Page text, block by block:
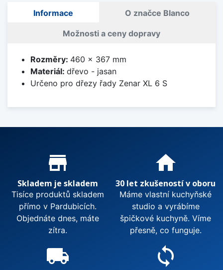
Informace O značce Blanco
Možnosti a ceny dopravy
Rozměry: 460 x 367 mm
Materiál: dřevo - jasan
Určeno pro dřezy řady Zenar XL 6 S
Proč nakupovat u nás?
store_mall_directory
Skladem je skladem
Tisíce produktů skladem
přímo v Pardubicích.
Objednáte dnes, máte
zítra.
home
30 let zkušeností v oboru
Máme vlastní kuchyňské
studio a vyrábíme
špičkové kuchyně. Víme
přesně, co funguje.
local_shipping sync